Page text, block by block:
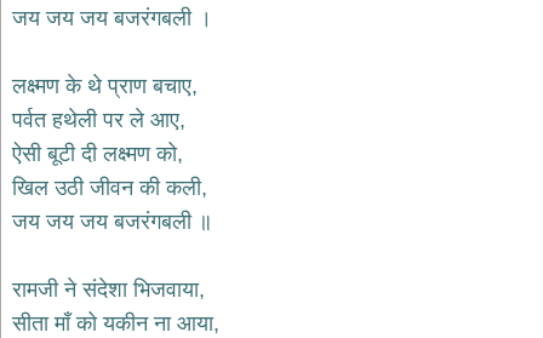
भजन
krishna
bhajans
शिव
भजन
bhajans
भजन
hanuman
bhajans
जय जय जय बजरंगबली ।
लक्ष्मण के थे प्राण बचाए,
पर्वत हथेली पर ले आए,
ऐसी बूटी दी लक्ष्मण को,
खिल उठी जीवन की कली,
जय जय जय बजरंगबली ॥
रामजी ने संदेशा भिजवाया,
सीता माँ को यकीन ना आया,